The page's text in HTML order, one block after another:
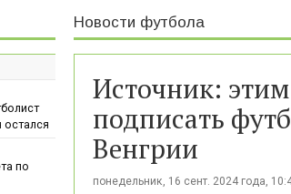
Новости футбола
Источник:
подписать
Венгрии
понедельник, 16 сент. 2024 года,
по